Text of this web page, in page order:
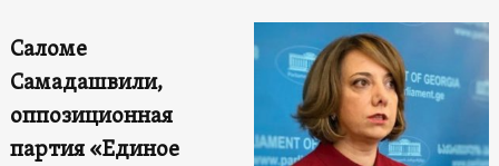
Саломе
Самадашвили,
оппозиционная
партия «Единое